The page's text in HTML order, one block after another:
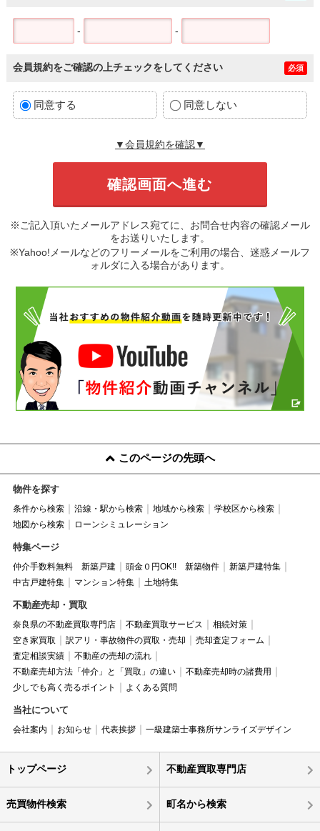
- -
会員規約をご確認の上チェックをしてください 必須
同意する 同意しない
▼会員規約を確認▼
※ご記入頂いたメールアドレス宛てに、お問合せ内容の確認メール
をお送りいたします。
※Yahoo!メールなどのフリーメールをご利用の場合、迷惑メールフ
ォルダに入る場合があります。
このページの先頭へ
物件を探す
条件から検索 沿線・駅から検索 地域から検索
学校区から検索
地図から検索
ローンシミュレーション
特集ページ
仲介手数料無料 新築戸建 頭金０円OK!! 新築物件
新築戸建特集
中古戸建特集
マンション特集 土地特集
不動産売却・買取
奈良県の不動産買取専門店 不動産買取サービス
相続対策
空き家買取
訳アリ・事故物件の買取・売却
売却査定フォーム
査定相談実績
不動産の売却の流れ
不動産売却方法「仲介」と「買取」の違い
不動産売却時の諸費用
少しでも高く売るポイント
よくある質問
当社について
会社案内 お知らせ 代表挨拶 一級建築士事務所サンライズデザイン
トップページ 不動産買取専門店
売買物件検索 町名から検索